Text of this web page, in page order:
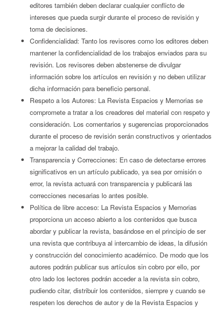
editores también deben declarar cualquier conflicto de
intereses que pueda surgir durante el proceso de revisión y
toma de decisiones.
Confidencialidad: Tanto los revisores como los editores deben
mantener la confidencialidad de los trabajos enviados para su
revisión. Los revisores deben abstenerse de divulgar
información sobre los artículos en revisión y no deben utilizar
dicha información para beneficio personal.
Respeto a los Autores: La Revista Espacios y Memorias se
compromete a tratar a los creadores del material con respeto y
consideración. Los comentarios y sugerencias proporcionados
durante el proceso de revisión serán constructivos y orientados
a mejorar la calidad del trabajo.
Transparencia y Correcciones: En caso de detectarse errores
significativos en un artículo publicado, ya sea por omisión o
error, la revista actuará con transparencia y publicará las
correcciones necesarias lo antes posible.
Política de libre acceso: La Revista Espacios y Memorias
proporciona un acceso abierto a los contenidos que busca
abordar y publicar la revista, basándose en el principio de ser
una revista que contribuya al intercambio de ideas, la difusión
y construcción del conocimiento académico. De modo que los
autores podrán publicar sus artículos sin cobro por ello, por
otro lado los lectores podrán acceder a la revista sin cobro,
pudiendo citar, distribuir los contenidos, siempre y cuando se
respeten los derechos de autor y de la Revista Espacios y